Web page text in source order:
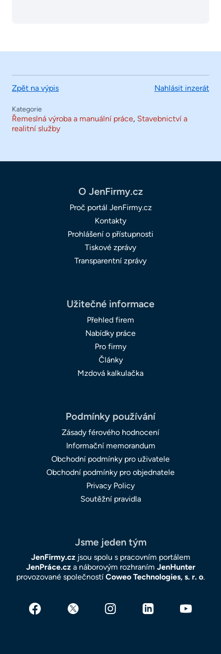
Zpět na výpis Nahlásit inzerát
Kategorie
Řemeslná výroba a manuální práce, Stavebnictví a
realitní služby
O JenFirmy.cz
Proč portál JenFirmy.cz
Kontakty
Prohlášení o přístupnosti
Tiskové zprávy
Transparentní zprávy
Užitečné informace
Přehled firem
Nabídky práce
Pro firmy
Články
Mzdová kalkulačka
Podmínky používání
Zásady férového hodnocení
Informační memorandum
Obchodní podmínky pro uživatele
Obchodní podmínky pro objednatele
Privacy Policy
Soutěžní pravidla
Jsme jeden tým
JenFirmy.czjsou spolu s pracovním portálem
JenPráce.cza náborovým rozhraním JenHunter
provozované společností Coweo Technologies, s. r. o.